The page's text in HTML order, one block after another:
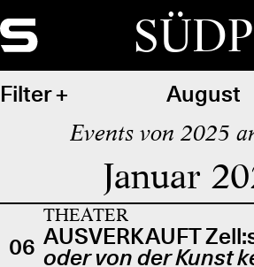
Filter
Events von 2025
Januar
06
THEATER
AUSVERKAUFT
oder von der Kunst